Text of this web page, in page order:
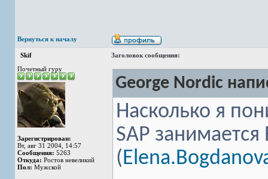
Вернуться к началу
Skif
Заголовок сообщения:
Почетный гуру
Зарегистрирован:
Вт, авг 31 2004, 14:57
Сообщения: 5263
Откуда: Ростов невеликий
Пол: Мужской
George Nordic
Насколько я
SAP
(